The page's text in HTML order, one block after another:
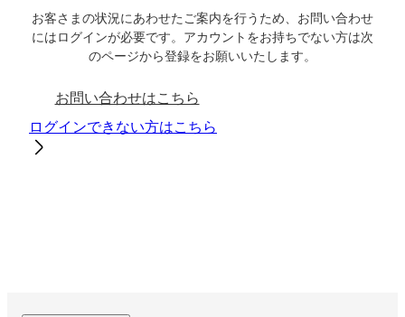
お客さまの状況にあわせたご案内を行うため、お問い合わせ
にはログインが必要です。アカウントをお持ちでない方は次
のページから登録をお願いいたします。
お問い合わせはこちら
ログインできない方はこちら